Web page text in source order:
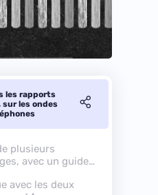
les rapports
sur les ondes
plusieurs
avec un guide
avec les deux